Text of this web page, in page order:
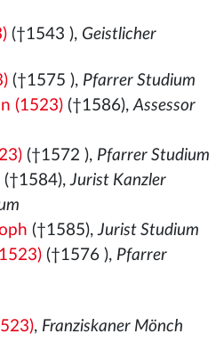
(†1543 ), Geistlicher
(†1575 ), Pfarrer Studium
(1523)(†1586),Assessor
(†1572 ), Pfarrer Studium
(†1584),Jurist Kanzler
(†1585),Jurist Studium
(†1576 ), Pfarrer
, Franziskaner Mönch